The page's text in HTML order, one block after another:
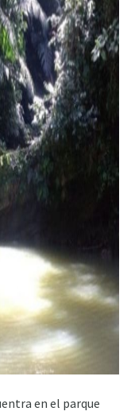
en el parque